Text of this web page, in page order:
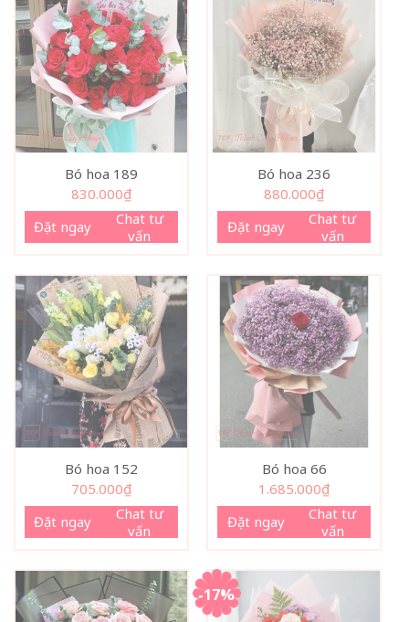
Bó hoa 189
830.000₫
Đặt ngay
Chat tư
vấn
Bó hoa 236
880.000₫
Đặt ngay
Chat tư
vấn
Bó hoa 152
705.000₫
Đặt ngay
Chat tư
vấn
Bó hoa 66
1.685.000₫
Đặt ngay
Chat tư
vấn
-17%